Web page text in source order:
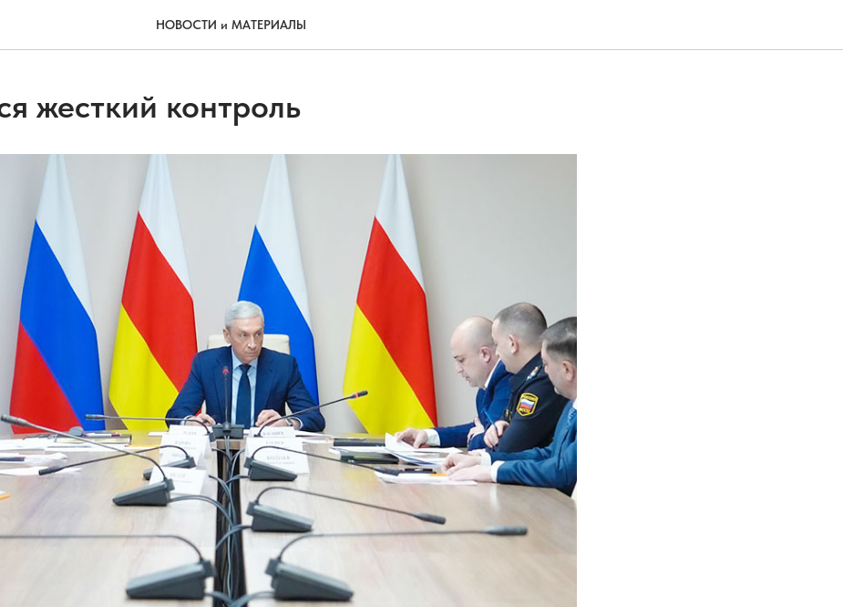
НОВОСТИ и МАТЕРИАЛЫ
жесткий контроль